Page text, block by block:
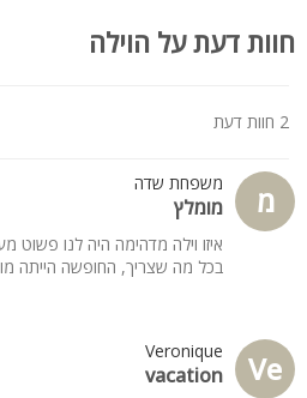
חוות דעת על הוילה
2 חוות דעת
מ משפחת שדה
מומלץ
איזו וילה מדהימה היה לנו פשוט
בכל מה שצריך, החופשה הייתה
Ve
Veronique
vacation